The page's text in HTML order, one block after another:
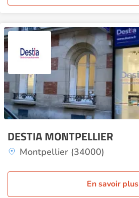
DESTIA MONTPELLIER
Montpellier (34000)
En savoir plus